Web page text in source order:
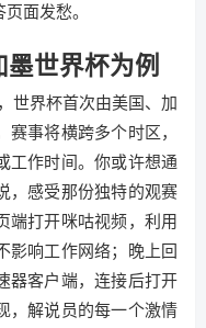
面发愁。
世界杯为例
世界杯首次由美国、加
事将横跨多个时区，
工作时间。你或许想通
，感受那份独特的观赛
端打开咪咕视频，利用
影响工作网络；晚上回
器客户端，连接后打开
，解说员的每一个激情